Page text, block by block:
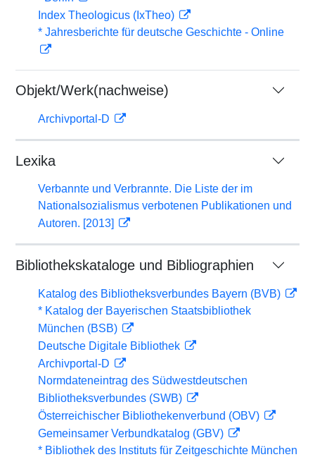
Index Theologicus (IxTheo)
* Jahresberichte für deutsche Geschichte - Online
Objekt/Werk(nachweise)
Archivportal-D
Lexika
Verbannte und Verbrannte. Die Liste der im
Nationalsozialismus verbotenen Publikationen und
Autoren. [2013]
Bibliothekskataloge und Bibliographien
Katalog des Bibliotheksverbundes Bayern (BVB)
* Katalog der Bayerischen Staatsbibliothek
München (BSB)
Deutsche Digitale Bibliothek
Archivportal-D
Normdateneintrag des Südwestdeutschen
Bibliotheksverbundes (SWB)
Österreichischer Bibliothekenverbund (OBV)
Gemeinsamer Verbundkatalog (GBV)
* Bibliothek des Instituts für Zeitgeschichte München